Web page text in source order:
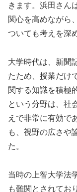
きます。浜田さん
関心を高めながら
ついても考えを深
大学時代は、新聞
たため、授業だけ
関する知識を積極
という分野は、社
えで非常に有効で
も、視野の広さや
た。
当時の上智大学法
も難関とされてお